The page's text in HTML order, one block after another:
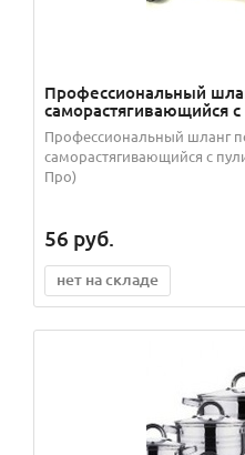
Профессиональный
саморастягивающийся
Профессиональный шланг
саморастягивающийся с
Про)
56 руб.
нет на складе